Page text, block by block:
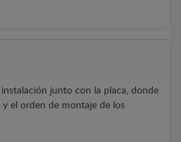
junto con la placa, donde
y el orden de montaje de los